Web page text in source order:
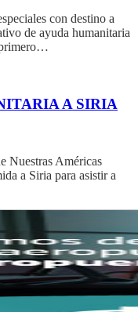
con destino a
de ayuda humanitaria
A SIRIA
Nuestras Américas
a Siria para asistir a